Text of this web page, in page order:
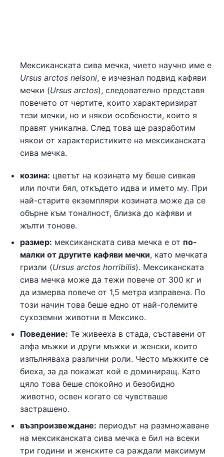
Мексиканската сива мечка, чието научно име е
Ursus arctos nelsoni, е изчезнал подвид кафяви
мечки (Ursus arctos), следователно представя
повечето от чертите, които характеризират
тези мечки, но и някои особености, които я
правят уникална. След това ще разработим
някои от характеристиките на мексиканската
сива мечка.
козина: цветът на козината му беше сивкав
или почти бял, откъдето идва и името му. При
най-старите екземпляри козината може да се
обърне към тоналност, близка до кафяви и
жълти тонове.
размер: мексиканската сива мечка е от по-
малки от другите кафяви мечки, като мечката
гризли (Ursus arctos horribilis). Мексиканската
сива мечка може да тежи повече от 300 кг и
да измерва повече от 1,5 метра изправена. По
този начин това беше едно от най-големите
сухоземни животни в Мексико.
Поведение: Те живееха в стада, съставени от
алфа мъжки и други мъжки и женски, които
изпълняваха различни роли. Често мъжките се
биеха, за да покажат кой е доминиращ. Като
цяло това беше спокойно и безобидно
животно, освен когато се чувстваше
застрашено.
възпроизвеждане: периодът на размножаване
на мексиканската сива мечка е бил на всеки
три години и женските са раждали максимум